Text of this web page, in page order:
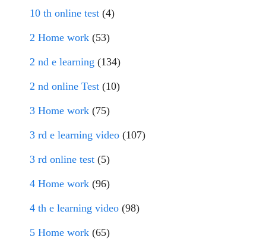
10 th online test (4)
2 Home work (53)
2 nd e learning (134)
2 nd online Test (10)
3 Home work (75)
3 rd e learning video (107)
3 rd online test (5)
4 Home work (96)
4 th e learning video (98)
5 Home work (65)